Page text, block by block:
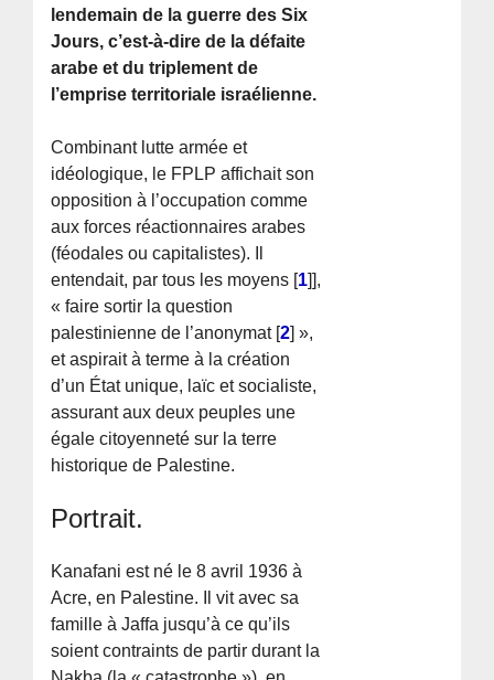
lendemain de la guerre des Six
Jours, c’est-à-dire de la défaite
arabe et du triplement de
l’emprise territoriale israélienne.
Combinant lutte armée et
idéologique, le FPLP affichait son
opposition à l’occupation comme
aux forces réactionnaires arabes
(féodales ou capitalistes). Il
entendait, par tous les moyens [1]],
« faire sortir la question
palestinienne de l’anonymat[2] »,
et aspirait à terme à la création
d’un État unique, laïc et socialiste,
assurant aux deux peuples une
égale citoyenneté sur la terre
historique de Palestine.
Portrait.
Kanafani est né le 8 avril 1936 à
Acre, en Palestine. Il vit avec sa
famille à Jaffa jusqu’à ce qu’ils
soient contraints de partir durant la